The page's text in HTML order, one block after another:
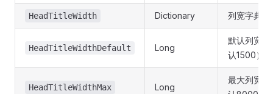
HeadTitleWidth Dictionary 列宽字典
HeadTitleWidthDefault Long
默认列宽（
认1500）
HeadTitleWidthMax Long
最大列宽（